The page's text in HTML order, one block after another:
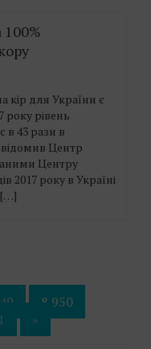
кір для України є
року рівень
в 43 рази в
Центр
Центру
2017 року в Україні
[…]
8 950
»